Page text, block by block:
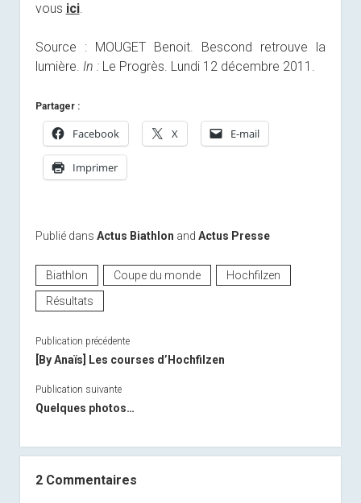
vous ici.
Source : MOUGET Benoit. Bescond retrouve la
lumière. In :Le Progrès. Lundi 12 décembre 2011.
Partager :
Facebook X E-mail
Imprimer
Publié dans Actus Biathlon and Actus Presse
Biathlon Coupe du monde
Hochfilzen
Résultats
Publication précédente
[By Anaïs] Les courses d’Hochfilzen
Publication suivante
Quelques photos…
2 Commentaires